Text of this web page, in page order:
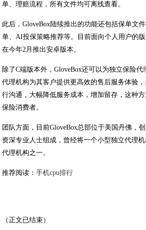
单、理赔流程，所有文件均可离线查看。
此后，GloveBox陆续推出的功能还包括保单文
单、AI投保策略推荐等。目前面向个人用户的
在今年2月推出安卓版本。
除了C端版本外，GloveBox还可以为独立保险
代理机构为其客户提供更高效的售后服务体验
行沟通，大幅降低服务成本，增加留存，这种
保险消费者。
团队方面，目前GloveBox总部位于美国丹佛，
资深专业人士组成，曾经将一个小型独立代理
代理机构之一。
推荐阅读：手机cpu排行
（正文已结束）